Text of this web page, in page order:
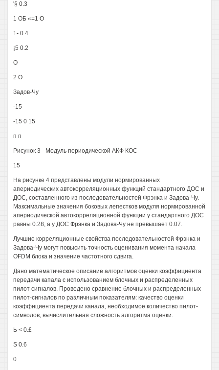
'§ 0.3
1 ОБ «=1 О
1- 0.4
¡5 0.2
О
2 О
Задов-Чу
-15
-15 0 15
п п
Рисунок 3 - Модуль периодической АКФ КОС
15
На рисунке 4 представлены модули нормированных
апериодических автокорреляционных функций стандартного ДОС и
ДОС, составленного из последовательностей Фрэнка и Задова-Чу.
Максимальные значения боковых лепестков модуля нормированной
апериодической автокорреляционной функции у стандартного ДОС
равны 0.28, а у ДОС Фрэнка и Задова-Чу не превышает 0.07.
Лучшие корреляционные свойства последовательностей Фрэнка и
Задова-Чу могут повысить точность оценивания момента начала
OFDM блока и значение частотного сдвига.
Дано математическое описание алгоритмов оценки коэффициента
передачи капала с использованием блочных и распределенных
пилот сигналов. Проведено сравнение блочных и распределенных
пилот-сигналов по различным показателям: качество оценки
коэффициента передачи канала, необходимое количество пилот-
символов, вычислительная сложность алгоритма оценки.
Ь < 0.£
S 0.6
0